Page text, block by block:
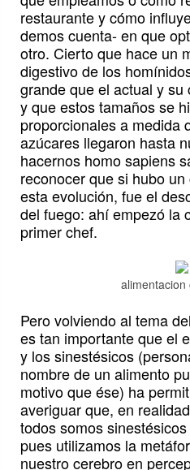
restaurante y cómo
demos cuenta- en que
otro. Cierto que hace un
digestivo de los
grande que el actual y
y que estos tamaños se
proporcionales a medida
azúcares llegaron hasta
hacernos homo sapiens
reconocer que si hubo
esta evolución, fue el
del fuego: ahí empezó la
primer chef.
alimentacion
Pero volviendo al tema
es tan importante que el
y los sinestésicos
nombre de un alimento
motivo que ése) ha
averiguar que, en
todos somos
pues utilizamos la
nuestro cerebro en